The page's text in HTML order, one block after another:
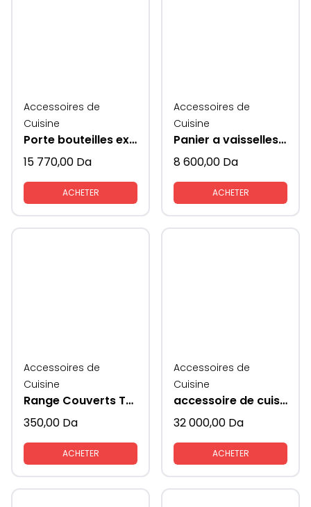
Accessoires de
Cuisine
Porte bouteilles extractible
15 770,00 Da
ACHETER
Accessoires de
Cuisine
Panier a vaisselles extractible
8 600,00 Da
ACHETER
Accessoires de
Cuisine
Range Couverts Traybond MESAN
350,00 Da
ACHETER
Accessoires de
Cuisine
accessoire de cuisine Rabatablle ( ascenseur) avec coté en verre KAV
32 000,00 Da
ACHETER